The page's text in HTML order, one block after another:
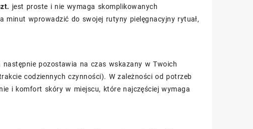
jest proste i nie wymaga skomplikowanych
minut wprowadzić do swojej rutyny pielęgnacyjny rytuał,
następnie pozostawia na czas wskazany w Twoich
codziennych czynności). W zależności od potrzeb
i komfort skóry w miejscu, które najczęściej wymaga